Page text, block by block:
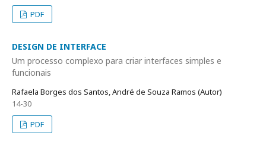
PDF
DESIGN DE INTERFACE
Um processo complexo para criar interfaces simples e
funcionais
Rafaela Borges dos Santos, André de Souza Ramos (Autor)
14-30
PDF